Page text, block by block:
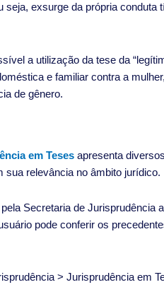
seja, exsurge da própria
a utilização da tese da
e familiar contra a
de gênero.
em Teses apresenta
relevância no âmbito jurídico.
Secretaria de Jurisprudência
pode conferir os
> Jurisprudência em